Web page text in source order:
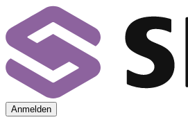
Anmelden